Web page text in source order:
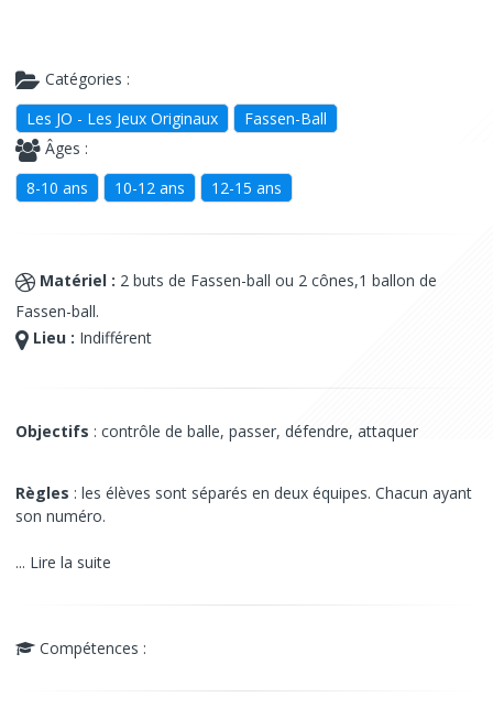
Catégories :
Les JO - Les Jeux Originaux
Fassen-Ball
Âges :
8-10 ans
10-12 ans 12-15 ans
Matériel : 2 buts de Fassen-ball ou 2 cônes,1 ballon de
Fassen-ball.
Lieu : Indifférent
Objectifs : contrôle de balle, passer, défendre, attaquer
Règles : les élèves sont séparés en deux équipes. Chacun ayant
son numéro.
... Lire la suite
Compétences :